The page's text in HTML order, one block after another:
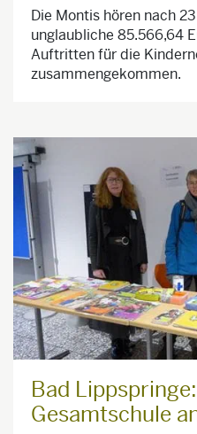
Die Montis hören nach
unglaubliche 85.566,64
Auftritten für die
zusammengekommen.
Bad
Gesamtschule